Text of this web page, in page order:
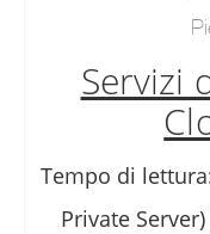
Servizi
Tempo di
Private Server)